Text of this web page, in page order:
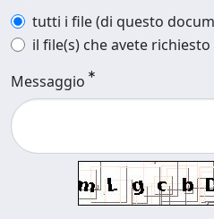
tutti i file (di questo
il file(s) che avete richiesto
Messaggio